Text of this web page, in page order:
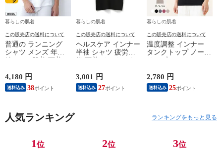
暮らしの肌着
この販売店の送料について
普通の ランニング
シャツ メンズ 年間
ンクトップ ノースリ
ーブ インナー 紳士
男性 シニア 抗菌 防
4,180 円
送料込み 38
暮らしの肌着
この販売店の送料について
ヘルスケア インナー
半袖 シャツ 疲労回
外線 疲労軽減 ボデ
ィケア 健康 プレゼ
ント ギフト ヘルス
3,001 円
送料込み 27
暮らしの肌着
この販売店の送料について
温度調整 インナー
タンクトップ ノース
オフホワイト/ブラウ
ン/ブラック/チャコ
ールグレー/ピンク
2,780 円
送料込み 25
人気ランキング ランキングをもっと見る
1位 2位 3位